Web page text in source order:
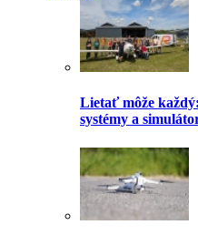
Lietať môže
systémy a